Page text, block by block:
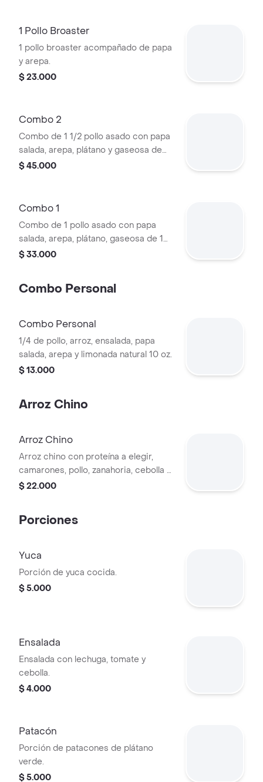
1 Pollo Broaster
1 pollo broaster acompañado de papa
y arepa.
$ 23.000
Combo 2
Combo de 1 1/2 pollo asado con papa
salada, arepa, plátano y gaseosa de
1L.
$ 45.000
Combo 1
Combo de 1 pollo asado con papa
salada, arepa, plátano, gaseosa de 1
litro
$ 33.000
Combo Personal
Combo Personal
1/4 de pollo, arroz, ensalada, papa
salada, arepa y limonada natural 10 oz.
$ 13.000
Arroz Chino
Arroz Chino
Arroz chino con proteína a elegir,
camarones, pollo, zanahoria, cebolla y
pimentón.
$ 22.000
Porciones
Yuca
Porción de yuca cocida.
$ 5.000
Ensalada
Ensalada con lechuga, tomate y
cebolla.
$ 4.000
Patacón
Porción de patacones de plátano
verde.
$ 5.000